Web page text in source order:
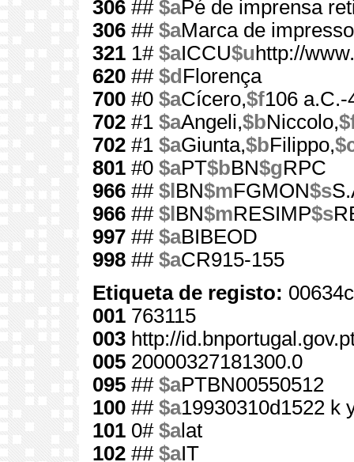
306 ## $aPé de imprensa
306 ## $aMarca de
321 1# $aICCU$u http://
620 ## $d Florença
700 #0 $aCícero,$f106 a.C.-
702 #1 $aAngeli,$bNiccolo,
702 #1 $aGiunta,$bFilippo,
801 #0 $aPT$bBN$gRPC
966 ## $l BN$mFGMON$s
966 ## $l BN$mRESIMP$s
997 ## $aBIBEOD
998 ## $aCR915-155
Etiqueta de registo:
001 763115
003 http://
005 20000327181300.0
095 ## $aPTBN00550512
100 ## $a19930310d1522 k
101 0# $alat
102 ## $aIT